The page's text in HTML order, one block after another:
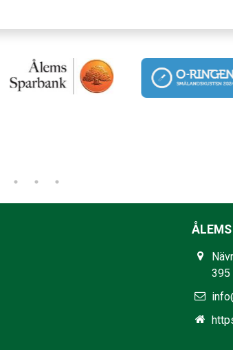
395